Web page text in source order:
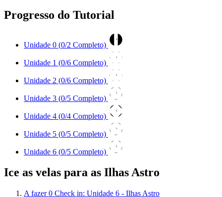
Progresso do Tutorial
Unidade 0 (0/2 Completo)
0
Unidade 1 (0/6 Completo)
1
Unidade 2 (0/6 Completo)
2
Unidade 3 (0/5 Completo)
3
Unidade 4 (0/4 Completo)
4
Unidade 5 (0/5 Completo)
5
Unidade 6 (0/5 Completo)
6
Ice as velas para as Ilhas Astro
A fazer 0 Check in: Unidade 6 - Ilhas Astro